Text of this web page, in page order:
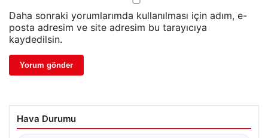
Daha sonraki yorumlarımda kullanılması için adım, e-
posta adresim ve site adresim bu tarayıcıya
kaydedilsin.
Hava Durumu